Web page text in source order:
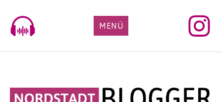
content
MENÜ